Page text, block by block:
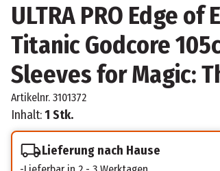
ULTRA PRO Edge
Titanic Godcore
Sleeves for Magic:
Artikelnr. 3101372
Inhalt:1 Stk.
Lieferung nach Hause